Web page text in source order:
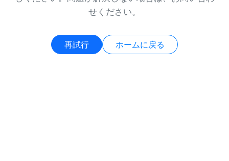
せください。
再試行 ホームに戻る